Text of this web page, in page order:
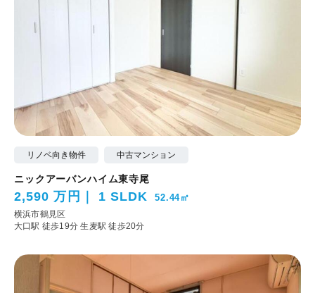
リノベ向き物件 中古マンション
ニックアーバンハイム東寺尾
2,590 万円 1 SLDK 52.44㎡
横浜市鶴見区
大口駅 徒歩19分生麦駅 徒歩20分